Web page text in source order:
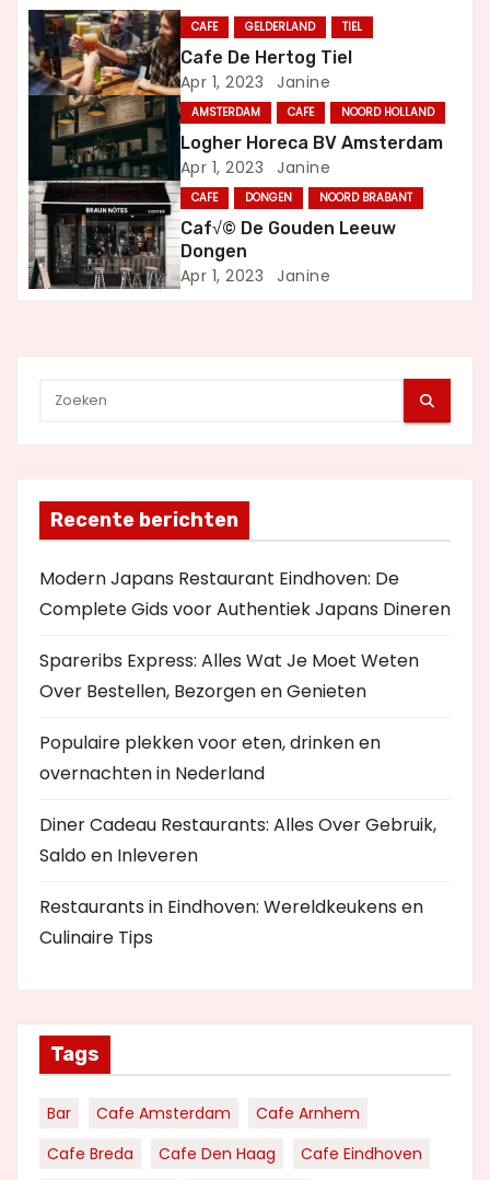
n
a
g
a
t
CAFE GELDERLAND TIEL
Cafe De Hertog Tiel
Apr 1, 2023 Janine
AMSTERDAM CAFE NOORD HOLLAND
Logher Horeca BV Amsterdam
Apr 1, 2023 Janine
CAFE DONGEN NOORD BRABANT
Caf√© De Gouden Leeuw
Dongen
Apr 1, 2023 Janine
Recente berichten
Modern Japans Restaurant Eindhoven: De
Complete Gids voor Authentiek Japans Dineren
Spareribs Express: Alles Wat Je Moet Weten
Over Bestellen, Bezorgen en Genieten
Populaire plekken voor eten, drinken en
overnachten in Nederland
Diner Cadeau Restaurants: Alles Over Gebruik,
Saldo en Inleveren
Restaurants in Eindhoven: Wereldkeukens en
Culinaire Tips
Tags
Bar Cafe Amsterdam
Cafe Arnhem
Cafe Breda
Cafe Den Haag Cafe Eindhoven